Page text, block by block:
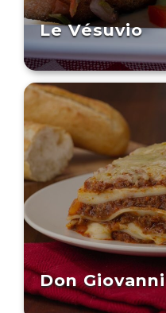
Le Vésuvio
Don Giovanni